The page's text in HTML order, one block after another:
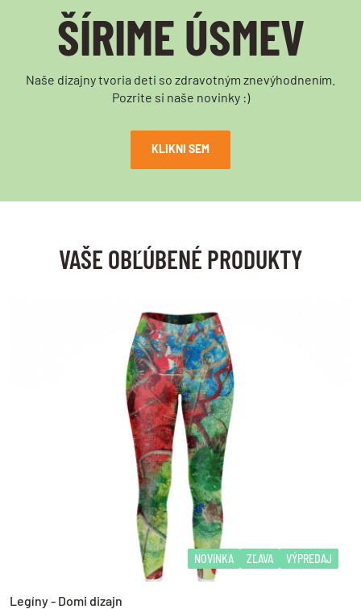
LOG IN
Nie ste členom? Zaregistrujte sa.
ŠÍRIME ÚSMEV
Naše dizajny tvoria deti so zdravotným znevýhodnením.
Pozrite si naše novinky :)
KLIKNI SEM
VAŠE OBĽÚBENÉ PRODUKTY
NOVINKA ZĽAVA VÝPREDAJ
Legíny - Domi dizajn